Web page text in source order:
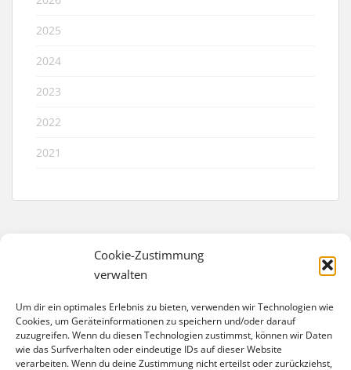
Cookie-Zustimmung
verwalten
Um dir ein optimales Erlebnis zu bieten, verwenden wir Technologien wie
Cookies, um Geräteinformationen zu speichern und/oder darauf
zuzugreifen. Wenn du diesen Technologien zustimmst, können wir Daten
wie das Surfverhalten oder eindeutige IDs auf dieser Website
verarbeiten. Wenn du deine Zustimmung nicht erteilst oder zurückziehst,
2025
2024
2023
2022
2021
Förderverein Trelleborg-Schule e. V.
Eschengraben 40
13189 Berlin